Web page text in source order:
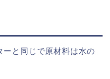
と同じで原材料は水の